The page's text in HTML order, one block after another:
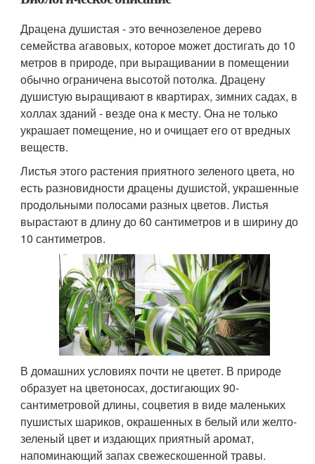
Драцена душистая - это вечнозеленое дерево
семейства агавовых, которое может достигать до 10
метров в природе, при выращивании в помещении
обычно ограничена высотой потолка. Драцену
душистую выращивают в квартирах, зимних садах, в
холлах зданий - везде она к месту. Она не только
украшает помещение, но и очищает его от вредных
веществ.
Листья этого растения приятного зеленого цвета, но
есть разновидности драцены душистой, украшенные
продольными полосами разных цветов. Листья
вырастают в длину до 60 сантиметров и в ширину до
10 сантиметров.
В домашних условиях почти не цветет. В природе
образует на цветоносах, достигающих 90-
сантиметровой длины, соцветия в виде маленьких
пушистых шариков, окрашенных в белый или желто-
зеленый цвет и издающих приятный аромат,
напоминающий запах свежескошенной травы.